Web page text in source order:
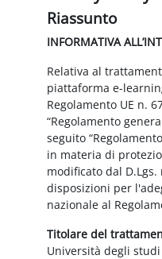
Riassunto
INFORMATIVA
Relativa al
piattaforma e-
Regolamento UE n.
“Regolamento
seguito
in materia di
modificato dal
disposizioni per
nazionale al
Titolare del
Università degli studi